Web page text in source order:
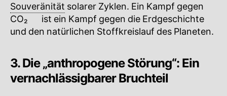
Souveränität solarer Zyklen. Ein Kampf gegen
CO₂
ist ein Kampf gegen die Erdgeschichte
und den natürlichen Stoffkreislauf des Planeten.
3. Die „anthropogene Störung“: Ein
vernachlässigbarer Bruchteil